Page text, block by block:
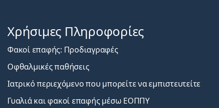
Χρήσιμες Πληροφορίες
Φακοί επαφής: Προδιαγραφές
Οφθαλμικές παθήσεις
Ιατρικό περιεχόμενο που μπορείτε να εμπιστευτείτε
Γυαλιά και φακοί επαφής μέσω ΕΟΠΠΥ